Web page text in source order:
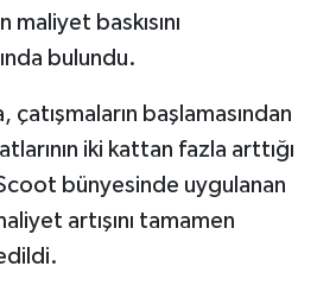
baskısını
bulundu.
çatışmaların başlamasından
iki kattan fazla arttığı
bünyesinde uygulanan
artışını tamamen